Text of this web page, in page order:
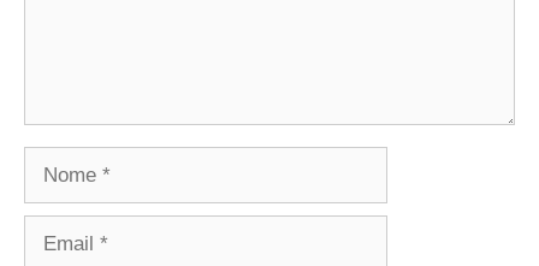
Nome
Email